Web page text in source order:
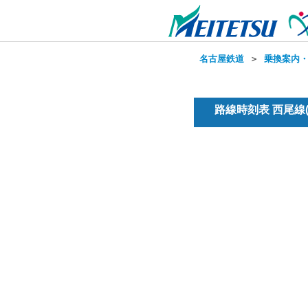
名古屋鉄道 ＞ 乗換案内
路線時刻表 西尾